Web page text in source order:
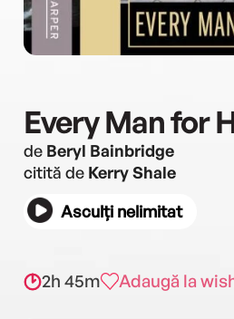
Every Man for
de Beryl Bainbridge
citită de Kerry Shale
Asculți nelimitat
2h 45m Adaugă la